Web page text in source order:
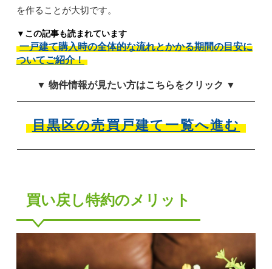
を作ることが大切です。
▼この記事も読まれています
一戸建て購入時の全体的な流れとかかる期間の目安に
ついてご紹介！
▼ 物件情報が見たい方はこちらをクリック ▼
目黒区の売買戸建て一覧へ進む
買い戻し特約のメリット